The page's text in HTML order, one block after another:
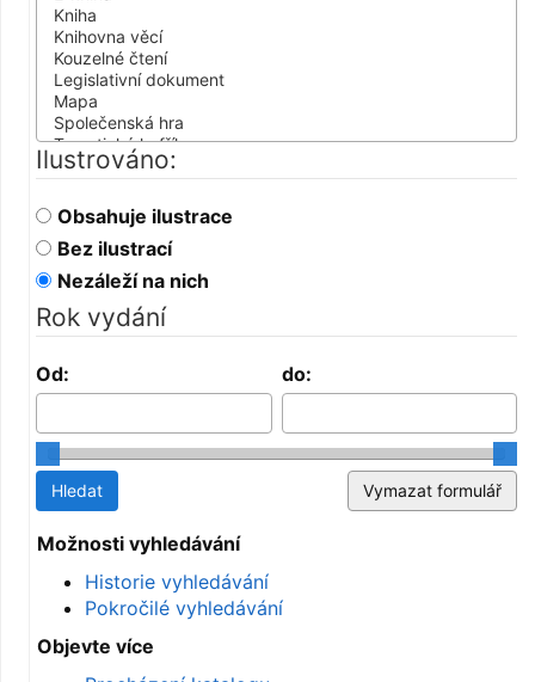
Ilustrováno:
Obsahuje ilustrace
Bez ilustrací
Nezáleží na nich
Rok vydání
Od: do:
Možnosti vyhledávání
Historie vyhledávání
Pokročilé vyhledávání
Objevte více